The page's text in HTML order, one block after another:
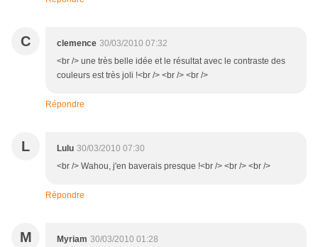
C clemence 30/03/2010 07:32
<br /> une très belle idée et le résultat avec le contraste des
couleurs est très joli !<br /> <br /> <br />
Répondre
L Lulu 30/03/2010 07:30
<br /> Wahou, j'en baverais presque !<br /> <br /> <br />
Répondre
M Myriam 30/03/2010 01:28